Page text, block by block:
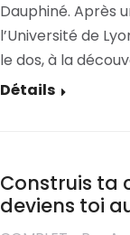
Dauphiné. Après
l’Université de
le dos, à la
Détails
Construis ta
deviens toi